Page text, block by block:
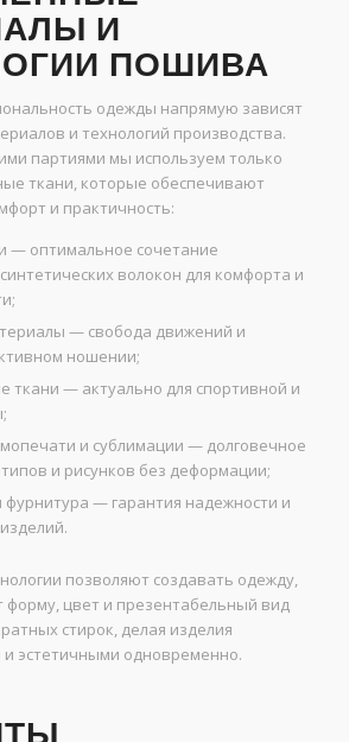
И
ПОШИВА
одежды напрямую зависят
и технологий производства.
партиями мы используем только
ткани, которые обеспечивают
и практичность:
— оптимальное сочетание
волокон для комфорта и
— свобода движений и
ношении;
ткани — актуально для спортивной и
и сублимации — долговечное
и рисунков без деформации;
— гарантия надежности и
позволяют создавать одежду,
форму, цвет и презентабельный вид
стирок, делая изделия
эстетичными одновременно.